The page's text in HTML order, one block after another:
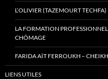
L’OLIVIER (TAZEMOURT TECHFA)
LA FORMATION
CHÔMAGE
FARIDA AÏT FERROUKH –
LIENS UTILES